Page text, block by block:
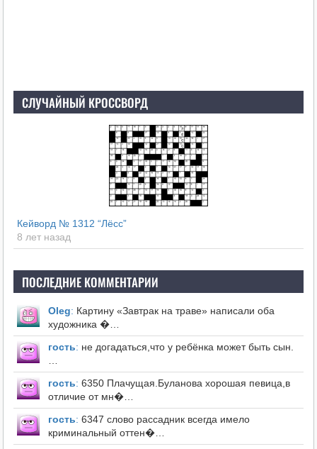
СЛУЧАЙНЫЙ КРОССВОРД
Кейворд № 1312 “Лёсс”
8 лет назад
ПОСЛЕДНИЕ КОММЕНТАРИИ
Оleg: Картину «Завтрак на траве» написали оба
художника �…
гость: не догадаться,что у ребёнка может быть сын.
…
гость: 6350 Плачущая.Буланова хорошая певица,в
отличие от мн�…
гость: 6347 слово рассадник всегда имело
криминальный оттен�…